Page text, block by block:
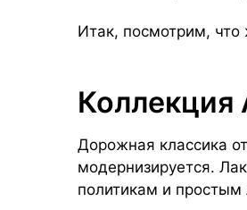
Итак, посмотрим,
Коллекция
Дорожная классика
модернизируется.
политикам и